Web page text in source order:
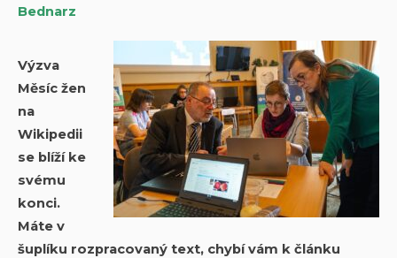
Bednarz
Výzva
Měsíc žen
na
Wikipedii
se blíží ke
svému
konci.
Máte v
šuplíku rozpracovaný text, chybí vám k článku